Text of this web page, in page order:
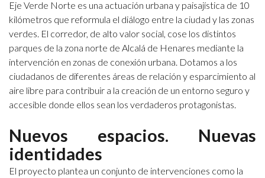
Eje Verde Norte es una actuación urbana y paisajística de 10
kilómetros que reformula el diálogo entre la ciudad y las zonas
verdes. El corredor, de alto valor social, cose los distintos
parques de la zona norte de Alcalá de Henares mediante la
intervención en zonas de conexión urbana. Dotamos a los
ciudadanos de diferentes áreas de relación y esparcimiento al
aire libre para contribuir a la creación de un entorno seguro y
accesible donde ellos sean los verdaderos protagonistas.
Nuevos espacios. Nuevas
identidades
El proyecto plantea un conjunto de intervenciones como la